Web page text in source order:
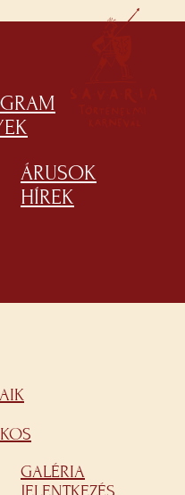
ÁRUSOK
HÍREK
GALÉRIA